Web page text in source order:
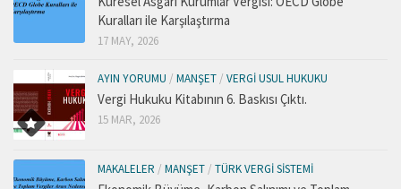
Kuralları ile Karşılaştırma
17 MAY, 2026
AYIN YORUMU / MANŞET / VERGI USUL HUKUKU
Vergi Hukuku Kitabının 6. Baskısı Çıktı.
15 MAR, 2026
MAKALELER / MANŞET / TÜRK VERGI SISTEMI